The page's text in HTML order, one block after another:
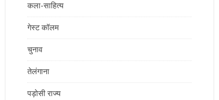
कला-साहित्य
गेस्ट कॉलम
चुनाव
तेलंगाना
पड़ोसी राज्य